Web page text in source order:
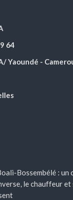
64
Yaoundé -
Bossembélé :
le chauffeur